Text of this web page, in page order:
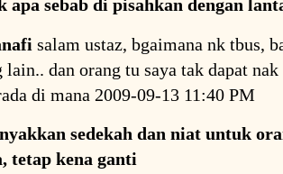
apa sebab di pisahkan dengan
salam ustaz, bgaimana nk tbus,
lain.. dan orang tu saya tak dapat
di mana 2009-09-13 11:40 PM
sedekah dan niat untuk
tetap kena ganti